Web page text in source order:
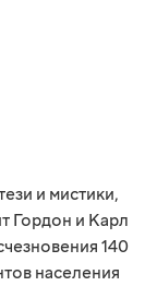
и мистики,
Гордон и Карл
140
населения